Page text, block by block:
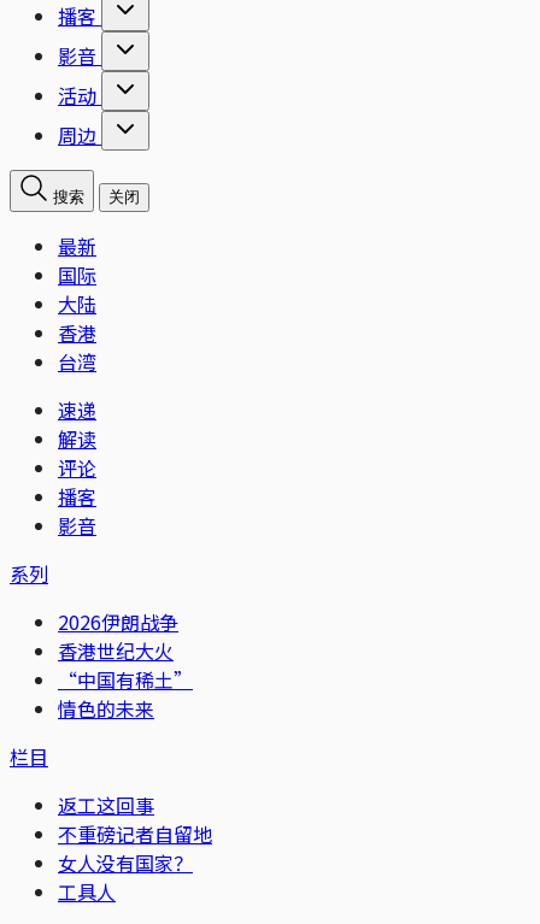
播客
影音
活动
周边
搜索 关闭
最新
国际
大陆
香港
台湾
速递
解读
评论
播客
影音
系列
2026伊朗战争
香港世纪大火
“中国有稀土”
情色的未来
栏目
返工这回事
不重磅记者自留地
女人没有国家？
工具人